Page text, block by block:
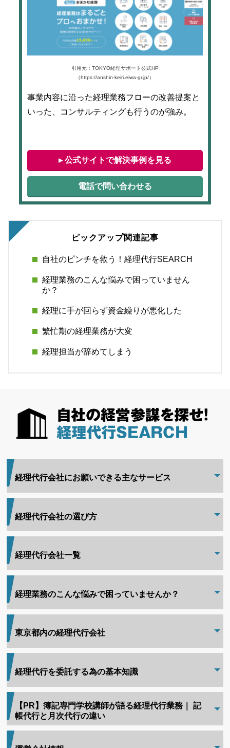
引用元：TOKYO経理サポート公式HP
（https://anshin-keiri.eiwa-gr.jp/）
事業内容に沿った経理業務フローの改善提案と
いった、コンサルティングも行うのが強み。
▸ 公式サイトで解決事例を見る
電話で問い合わせる
ピックアップ関連記事
自社のピンチを救う！経理代行SEARCH
経理業務のこんな悩みで困っていません
か？
経理に手が回らず資金繰りが悪化した
繁忙期の経理業務が大変
経理担当が辞めてしまう
経理代行会社にお願いできる主なサービス
経理代行会社の選び方
経理代行会社一覧
経理業務のこんな悩みで困っていませんか？
東京都内の経理代行会社
経理代行を委託する為の基本知識
【PR】簿記専門学校講師が語る経理代行業務｜ 記
帳代行と月次代行の違い